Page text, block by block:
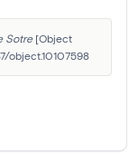
Sotre [Object
object.10107598